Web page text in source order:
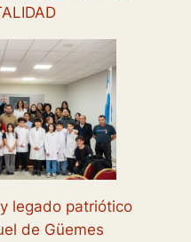
legado patriótico
de Güemes